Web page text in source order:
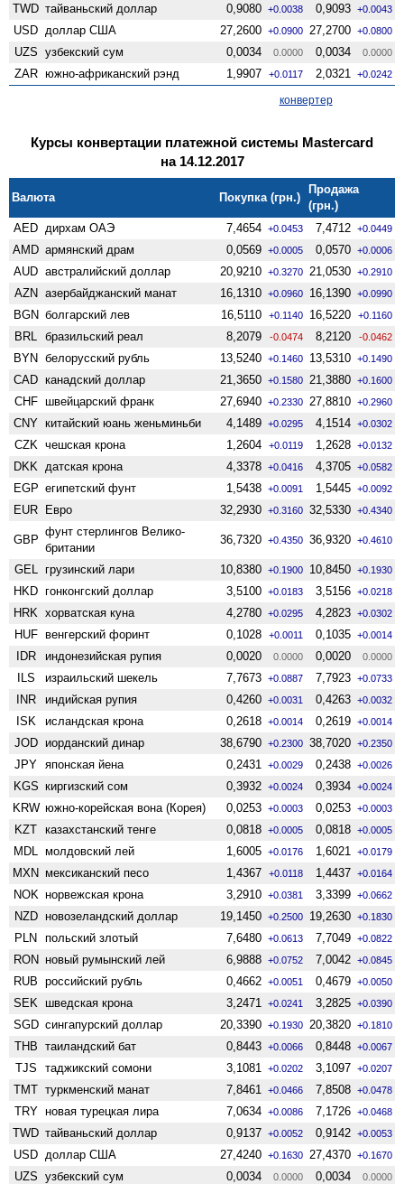
TWD тайваньский доллар 0,9080 +0.0038 0,9093 +0.0043
USD доллар США 27,2600 +0.0900 27,2700 +0.0800
UZS узбекский сум 0,0034 0.0000 0,0034 0.0000
ZAR южно-африканский рэнд 1,9907 +0.0117 2,0321 +0.0242
конвертер
Курсы конвертации платежной системы Mastercard
на 14.12.2017
Валюта Покупка (грн.)
Продажа
(грн.)
AED дирхам ОАЭ 7,4654 +0.0453 7,4712 +0.0449
AMD армянский драм 0,0569 +0.0005 0,0570 +0.0006
AUD австралийский доллар 20,9210 +0.3270 21,0530 +0.2910
AZN азербайджанский манат 16,1310 +0.0960 16,1390 +0.0990
BGN болгарский лев 16,5110 +0.1140 16,5220 +0.1160
BRL бразильский реал 8,2079 -0.0474 8,2120 -0.0462
BYN белорусский рубль 13,5240 +0.1460 13,5310 +0.1490
CAD канадский доллар 21,3650 +0.1580 21,3880 +0.1600
CHF швейцарский франк 27,6940 +0.2330 27,8810 +0.2960
CNY китайский юань женьминьби 4,1489 +0.0295 4,1514 +0.0302
CZK чешская крона 1,2604 +0.0119 1,2628 +0.0132
DKK датская крона 4,3378 +0.0416 4,3705 +0.0582
EGP египетский фунт 1,5438 +0.0091 1,5445 +0.0092
EUR Евро 32,2930 +0.3160 32,5330 +0.4340
GBP
фунт стерлингов Велико­
британии
36,7320 +0.4350 36,9320 +0.4610
GEL грузинский лари 10,8380 +0.1900 10,8450 +0.1930
HKD гонконгский доллар 3,5100 +0.0183 3,5156 +0.0218
HRK хорватская куна 4,2780 +0.0295 4,2823 +0.0302
HUF венгерский форинт 0,1028 +0.0011 0,1035 +0.0014
IDR индонезийская рупия 0,0020 0.0000 0,0020 0.0000
ILS израильский шекель 7,7673 +0.0887 7,7923 +0.0733
INR индийская рупия 0,4260 +0.0031 0,4263 +0.0032
ISK исландская крона 0,2618 +0.0014 0,2619 +0.0014
JOD иорданский динар 38,6790 +0.2300 38,7020 +0.2350
JPY японская йена 0,2431 +0.0029 0,2438 +0.0026
KGS киргизский сом 0,3932 +0.0024 0,3934 +0.0024
KRW южно-корейская вона (Корея) 0,0253 +0.0003 0,0253 +0.0003
KZT казахстанский тенге 0,0818 +0.0005 0,0818 +0.0005
MDL молдовский лей 1,6005 +0.0176 1,6021 +0.0179
MXN мексиканский песо 1,4367 +0.0118 1,4437 +0.0164
NOK норвежская крона 3,2910 +0.0381 3,3399 +0.0662
NZD ново­зеландский доллар 19,1450 +0.2500 19,2630 +0.1830
PLN польский злотый 7,6480 +0.0613 7,7049 +0.0822
RON новый румынский лей 6,9888 +0.0752 7,0042 +0.0845
RUB российский рубль 0,4662 +0.0051 0,4679 +0.0050
SEK шведская крона 3,2471 +0.0241 3,2825 +0.0390
SGD сингапурский доллар 20,3390 +0.1930 20,3820 +0.1810
THB таиландский бат 0,8443 +0.0066 0,8448 +0.0067
TJS таджикский сомони 3,1081 +0.0202 3,1097 +0.0207
TMT туркменский манат 7,8461 +0.0466 7,8508 +0.0478
TRY новая турецкая лира 7,0634 +0.0086 7,1726 +0.0468
TWD тайваньский доллар 0,9137 +0.0052 0,9142 +0.0053
USD доллар США 27,4240 +0.1630 27,4370 +0.1670
UZS узбекский сум 0,0034 0.0000 0,0034 0.0000